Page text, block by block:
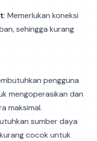
: Memerlukan koneksi
sehingga kurang
pengguna
mengoperasikan dan
maksimal.
sumber daya
cocok untuk